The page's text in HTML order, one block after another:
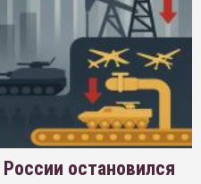
остановился